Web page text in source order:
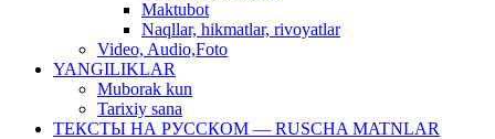
Maktubot
Naqllar, hikmatlar, rivoyatlar
Video, Audio,Foto
YANGILIKLAR
Muborak kun
Tarixiy sana
ТЕКСТЫ НА РУССКОМ — RUSCHA MATNLAR